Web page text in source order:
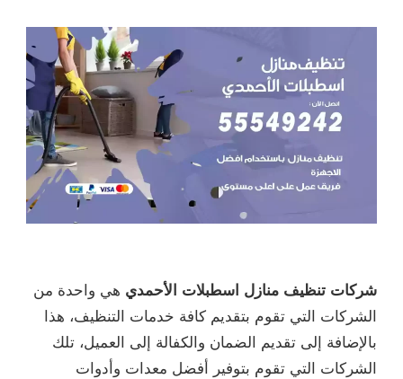
شركات تنظيف منازل اسطبلات الأحمدي هي واحدة من
الشركات التي تقوم بتقديم كافة خدمات التنظيف، هذا
بالإضافة إلى تقديم الضمان والكفالة إلى العميل، تلك
الشركات التي تقوم بتوفير أفضل معدات وأدوات